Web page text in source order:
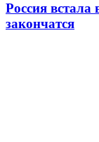
Россия встала
закончатся